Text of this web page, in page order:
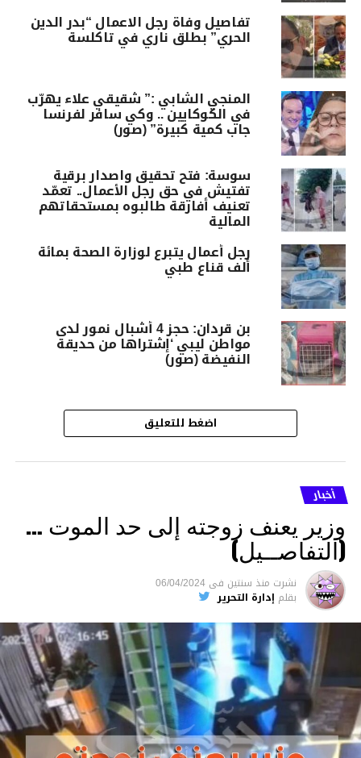
تفاصيل وفاة رجل الاعمال “بدر الدين
الحري” بطلق ناري في تاكلسة
المنجي الشابي :” شقيقي علاء يهرّب
في الكوكايين .. وكي سافر لفرنسا
جاب كمية كبيرة” (صور)
سوسة: فتح تحقيق واصدار برقية
تفتيش في حق رجل الأعمال.. تعمّد
تعنيف أفارقة طالبوه بمستحقاتهم
المالية
رجل أعمال يتبرع لوزارة الصحة بمائة
ألف قناع طبي
بن قردان: حجز 4 أشبال نمور لدى
مواطن ليبي ‘إشتراها من حديقة
النفيضة (صور)
اضغط للتعليق
أخبار
وزير يعنف زوجته إلى حد الموت …
(التفاصــيل)
نشرت منذ سنتين فى 06/04/2024
بقلم إدارة التحرير